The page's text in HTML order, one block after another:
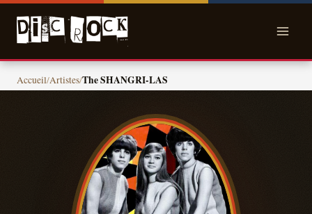
Skip
Accueil/Artistes/The SHANGRI-LAS